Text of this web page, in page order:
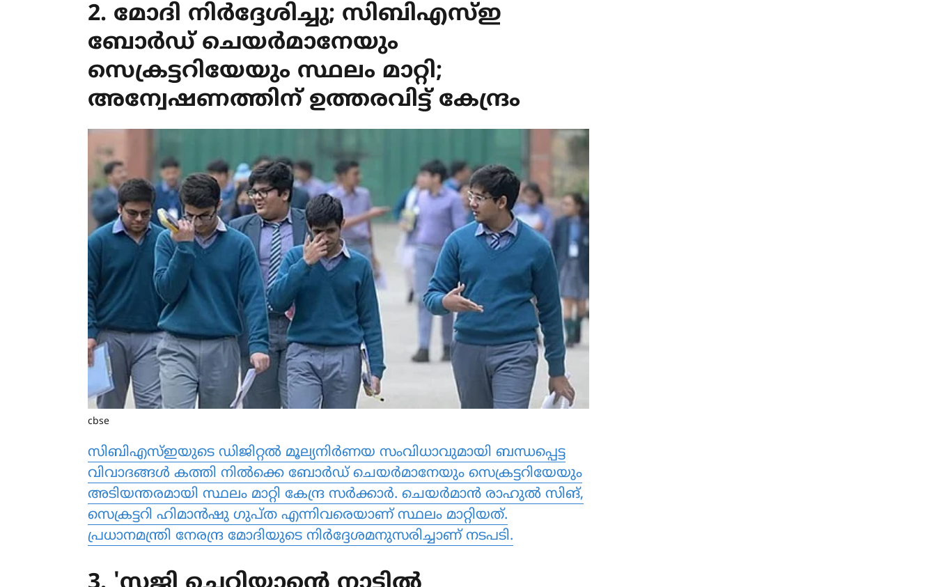
2. മോദി നിർദ്ദേശിച്ചു; സിബിഎസ്ഇ
ബോർഡ് ചെയർമാനേയും
സെക്രട്ടറിയേയും സ്ഥലം മാറ്റി;
അന്വേഷണത്തിന് ഉത്തരവിട്ട് കേന്ദ്രം
cbse
സിബിഎസ്‍ഇയുടെ ഡിജിറ്റൽ മൂല്യനിർണയ സംവിധാവുമായി ബന്ധപ്പെട്ട
വിവാദങ്ങൾ കത്തി നിൽക്കെ ബോർഡ് ചെയർമാനേയും സെക്രട്ടറിയേയും
അടിയന്തരമായി സ്ഥലം മാറ്റി കേന്ദ്ര സർക്കാർ. ചെയർമാൻ രാഹുൽ സിങ്,
സെക്രട്ടറി ഹിമാൻഷു ​ഗുപ്ത എന്നിവരെയാണ് സ്ഥലം മാറ്റിയത്.
പ്രധാനമന്ത്രി നേരന്ദ്ര മോദിയുടെ നിർദ്ദേശമനുസരിച്ചാണ് നടപടി.